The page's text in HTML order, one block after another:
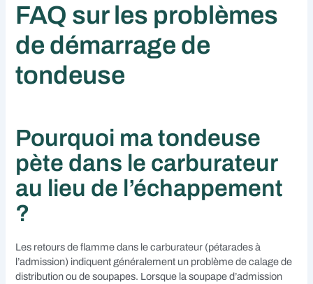
FAQ sur les problèmes
de démarrage de
tondeuse
Pourquoi ma tondeuse
pète dans le carburateur
au lieu de l’échappement
?
Les retours de flamme dans le carburateur (pétarades à
l’admission) indiquent généralement un problème de calage de
distribution ou de soupapes. Lorsque la soupape d’admission